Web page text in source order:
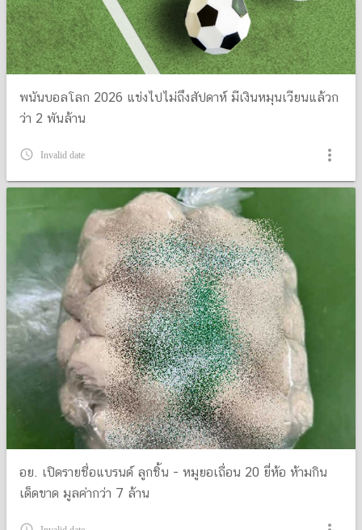
พนันบอลโลก 2026 แข่งไปไม่ถึงสัปดาห์ มีเงินหมุนเวียนแล้วก
ว่า 2 พันล้าน
query_builder Invalid date more_vert
อย. เปิดรายชื่อแบรนด์ ลูกชิ้น - หมูยอเถื่อน 20 ยี่ห้อ ห้ามกิน
เด็ดขาด มูลค่ากว่า 7 ล้าน